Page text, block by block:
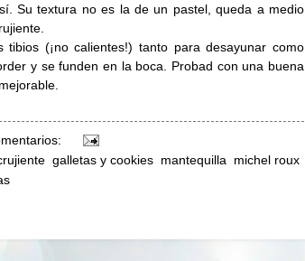
Su textura no es la de un pastel, queda a medio
tibios (¡no calientes!) tanto para desayunar como
y se funden en la boca. Probad con una buena
galletas y cookies mantequilla michel roux